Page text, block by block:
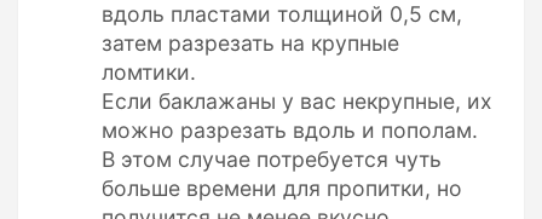
вдоль пластами толщиной 0,5 см,
затем разрезать на крупные
ломтики.
Если баклажаны у вас некрупные, их
можно разрезать вдоль и пополам.
В этом случае потребуется чуть
больше времени для пропитки, но